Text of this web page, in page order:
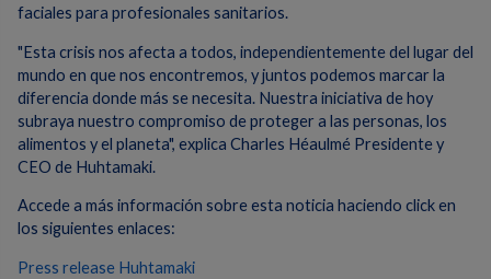
faciales para profesionales sanitarios.
"Esta crisis nos afecta a todos, independientemente del lugar del
mundo en que nos encontremos, y juntos podemos marcar la
diferencia donde más se necesita. Nuestra iniciativa de hoy
subraya nuestro compromiso de proteger a las personas, los
alimentos y el planeta", explica Charles Héaulmé Presidente y
CEO de Huhtamaki.
Accede a más información sobre esta noticia haciendo click en
los siguientes enlaces:
Press release Huhtamaki